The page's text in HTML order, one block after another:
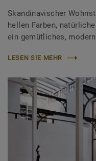
Skandinavischer
hellen Farben,
ein gemütliches,
LESEN SIE MEHR